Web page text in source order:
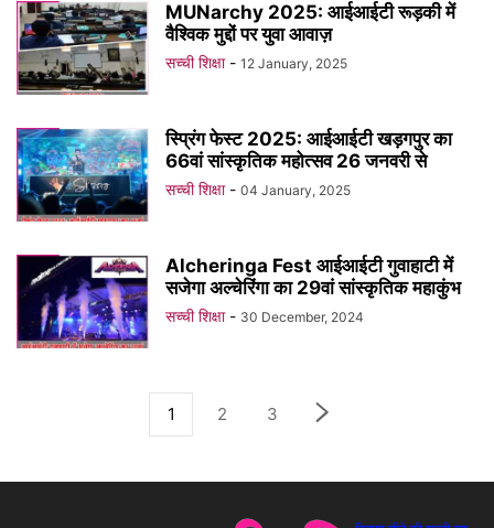
MUNarchy 2025: आईआईटी रूड़की में
वैश्विक मुद्दों पर युवा आवाज़
सच्ची शिक्षा - 12 January, 2025
स्प्रिंग फेस्ट 2025: आईआईटी खड़गपुर का
66वां सांस्कृतिक महोत्सव 26 जनवरी से
सच्ची शिक्षा - 04 January, 2025
Alcheringa Fest आईआईटी गुवाहाटी में
सजेगा अल्चेरिंगा का 29वां सांस्कृतिक महाकुंभ
सच्ची शिक्षा - 30 December, 2024
1 2 3